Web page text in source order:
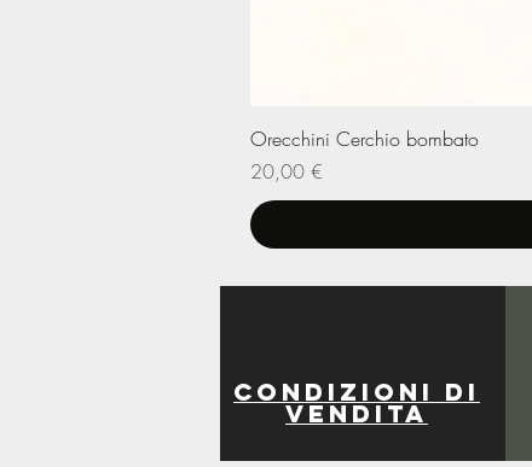
Orecchini Cerchio bombato
Prezzo
20,00 €
Condizioni di
vendita